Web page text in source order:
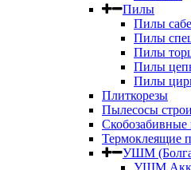
Пилы
Пилы
Пилы
Пилы
Пилы
Пилы
Плиткорезы
Пылесосы
Скобозабивные
Термоклеящие
УШМ
УШМ